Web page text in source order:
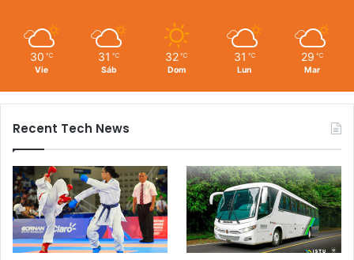
30 ℃
Vie
31 ℃
Sáb
32 ℃
Dom
31 ℃
Lun
29 ℃
Mar
Recent Tech News